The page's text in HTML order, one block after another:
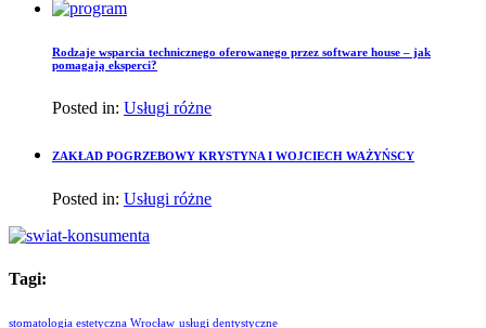
Rodzaje wsparcia technicznego oferowanego przez software house – jak
pomagają eksperci?
Posted in: Usługi różne
ZAKŁAD POGRZEBOWY KRYSTYNA I WOJCIECH WAŻYŃSCY
Posted in: Usługi różne
Tagi:
stomatologia estetyczna Wrocław usługi dentystyczne